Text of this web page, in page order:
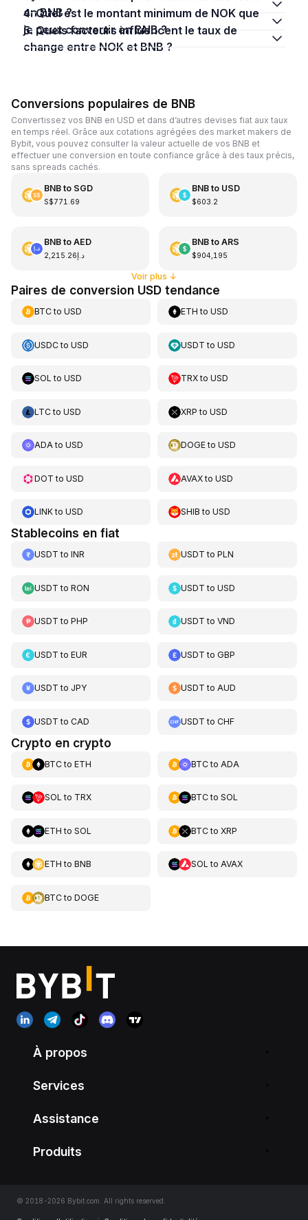
en BNB ?
4. Quel est le montant minimum de NOK que
je peux convertir en BNB ?
5. Quels facteurs influencent le taux de
change entre NOK et BNB ?
Conversions populaires de BNB
Convertissez vos BNB en USD et dans d’autres devises fiat aux taux
en temps réel. Grâce aux cotations agrégées des market makers de
Bybit, vous pouvez consulter la valeur actuelle de vos BNB et
effectuer une conversion en toute confiance grâce à des taux précis,
sans spreads cachés.
BNBto SGD
S$771.69
BNBto USD
$603.2
BNBto AED
د.إ2,215.26
BNBto ARS
$904,195
Voir plus ↓
Paires de conversion USD tendance
BTCto USD ETH toUSD
USDCto USD USDT toUSD
SOL to USD TRXtoUSD
LTCto USD XRP toUSD
ADAto USD DOGEtoUSD
DOT to USD AVAXtoUSD
LINKto USD SHIB toUSD
Stablecoins en fiat
USDT to INR USDT toPLN
USDT to RON USDT toUSD
USDT to PHP USDT toVND
USDT to EUR USDT toGBP
USDT to JPY USDT toAUD
USDT to CAD USDT toCHF
Crypto en crypto
BTCto ETH BTCto ADA
SOL to TRX BTCto SOL
ETH to SOL BTCto XRP
ETH to BNB SOL to AVAX
BTCto DOGE
À propos
Services
Assistance
Produits
© 2018-2026 Bybit.com. All rights reserved.